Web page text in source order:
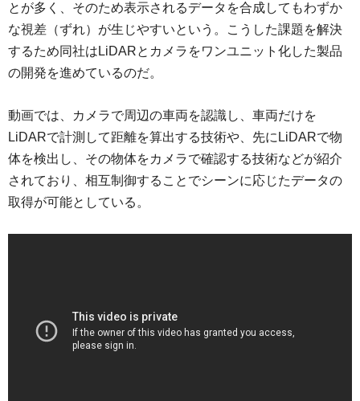
とが多く、そのため表示されるデータを合成してもわずか
な視差（ずれ）が生じやすいという。こうした課題を解決
するため同社はLiDARとカメラをワンユニット化した製品
の開発を進めているのだ。
動画では、カメラで周辺の車両を認識し、車両だけを
LiDARで計測して距離を算出する技術や、先にLiDARで物
体を検出し、その物体をカメラで確認する技術などが紹介
されており、相互制御することでシーンに応じたデータの
取得が可能としている。